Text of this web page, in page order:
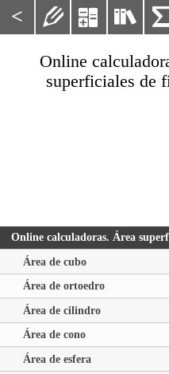
<   
Online
superficiales de
Online calculadoras. Área
Área de cubo
Área de ortoedro
Área de cilindro
Área de cono
Área de esfera